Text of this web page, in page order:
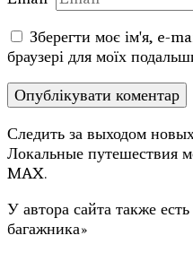
Зберегти моє ім'я, e-
браузері для моїх
Следить за выходом
Локальные путешествия
MAX.
У автора сайта также
багажника»